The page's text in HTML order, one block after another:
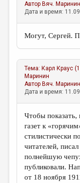
Автор Вяч. Маринин
Дата и время:
Могут, Сергей.
Тема: Карл Краус
Маринин
Автор Вяч. Маринин
Дата и время:
Чтобы показать,
газет к
стилистически
читателей,
полнейшую
публиковали.
от 18 ноября